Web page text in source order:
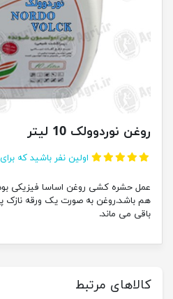
روغن نوردوولک 10 لیتر
اولین نفر باشید که
عمل حشره کشی روغن اساسا فیزیکی
هم باشد.روغن به صورت یک ورقه
باقی می ماند.
کالاهای مرتبط